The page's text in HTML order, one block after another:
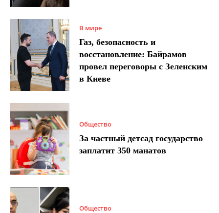
В мире
Газ, безопасность и
восстановление: Байрамов
провел переговоры с Зеленским
в Киеве
Общество
За частный детсад государство
заплатит 350 манатов
Общество